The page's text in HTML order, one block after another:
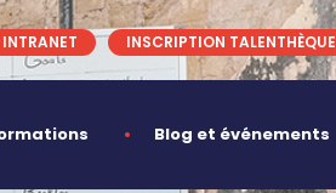
INSCRIPTION TALENTHÈQUE
Blog et événements